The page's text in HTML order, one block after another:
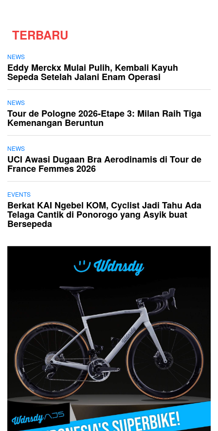
TERBARU
NEWS
Eddy Merckx Mulai Pulih, Kembali Kayuh
Sepeda Setelah Jalani Enam Operasi
NEWS
Tour de Pologne 2026-Etape 3: Milan Raih Tiga
Kemenangan Beruntun
NEWS
UCI Awasi Dugaan Bra Aerodinamis di Tour de
France Femmes 2026
EVENTS
Berkat KAI Ngebel KOM, Cyclist Jadi Tahu Ada
Telaga Cantik di Ponorogo yang Asyik buat
Bersepeda